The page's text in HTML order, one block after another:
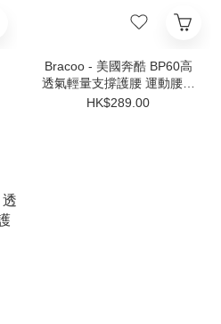
Bracoo - 美國奔酷 BP60高
透氣輕量支撐護腰 運動腰封
系列
HK$289.00